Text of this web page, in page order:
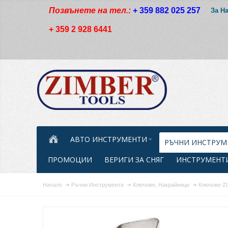
Позвънете на тел.: + 359 882 025 257
+ 359 2 928 6441
За
АВТО ИНСТРУМЕНТИ
РЪЧНИ
ПРОМОЦИИ
ВЕРИГИ ЗА СНЯГ
Начало Ръчни Инструменти Ключове, Накрайници Ключове